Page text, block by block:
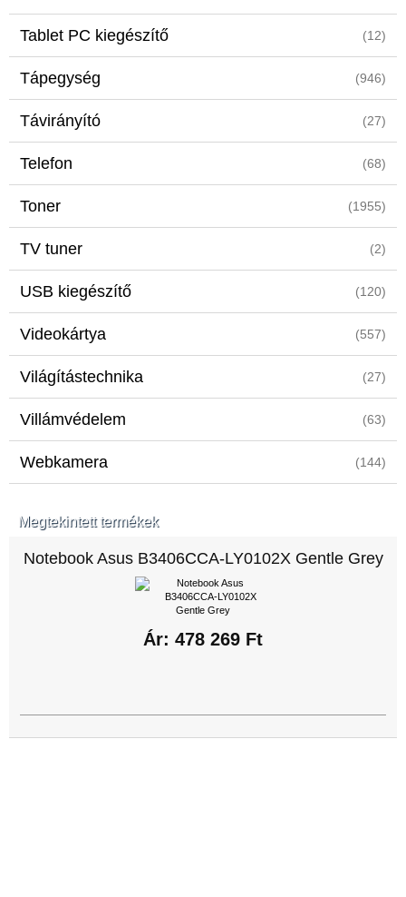
Tablet PC kiegészítő (12)
Tápegység (946)
Távirányító (27)
Telefon (68)
Toner (1955)
TV tuner (2)
USB kiegészítő (120)
Videokártya (557)
Világítástechnika (27)
Villámvédelem (63)
Webkamera (144)
Megtekintett termékek
Notebook Asus B3406CCA-LY0102X Gentle Grey
Ár: 478 269 Ft